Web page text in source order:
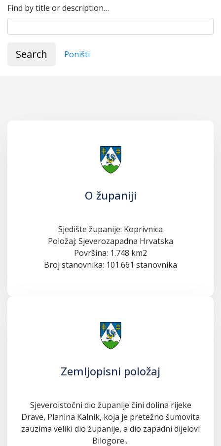
Find by title or description…
Search Poništi
O županiji
Sjedište županije: Koprivnica
Položaj: Sjeverozapadna Hrvatska
Površina: 1.748 km2
Broj stanovnika: 101.661 stanovnika
Zemljopisni položaj
Sjeveroistočni dio županije čini dolina rijeke
Drave, Planina Kalnik, koja je pretežno šumovita
zauzima veliki dio županije, a dio zapadni dijelovi
Bilogore...